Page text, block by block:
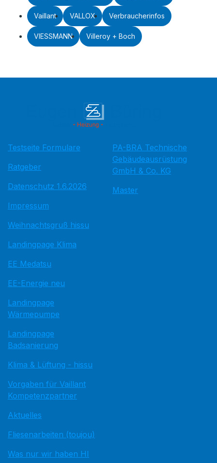
Vaillant VALLOX Verbraucherinfos
VIESSMANN Villeroy + Boch
Testseite Formulare
Ratgeber
Datenschutz 1.6.2026
Impressum
Weihnachtsgruß hissu
Landingpage Klima
EE Medatsu
EE-Energie neu
Landingpage
Wärmepumpe
Landingpage
Badsanierung
Klima & Lüftung - hissu
Vorgaben für Vaillant
Kompetenzpartner
Aktuelles
Fliesenarbeiten (toujou)
Was nur wir haben HI
PA-BRA Technische
Gebäudeausrüstung
GmbH & Co. KG
Master